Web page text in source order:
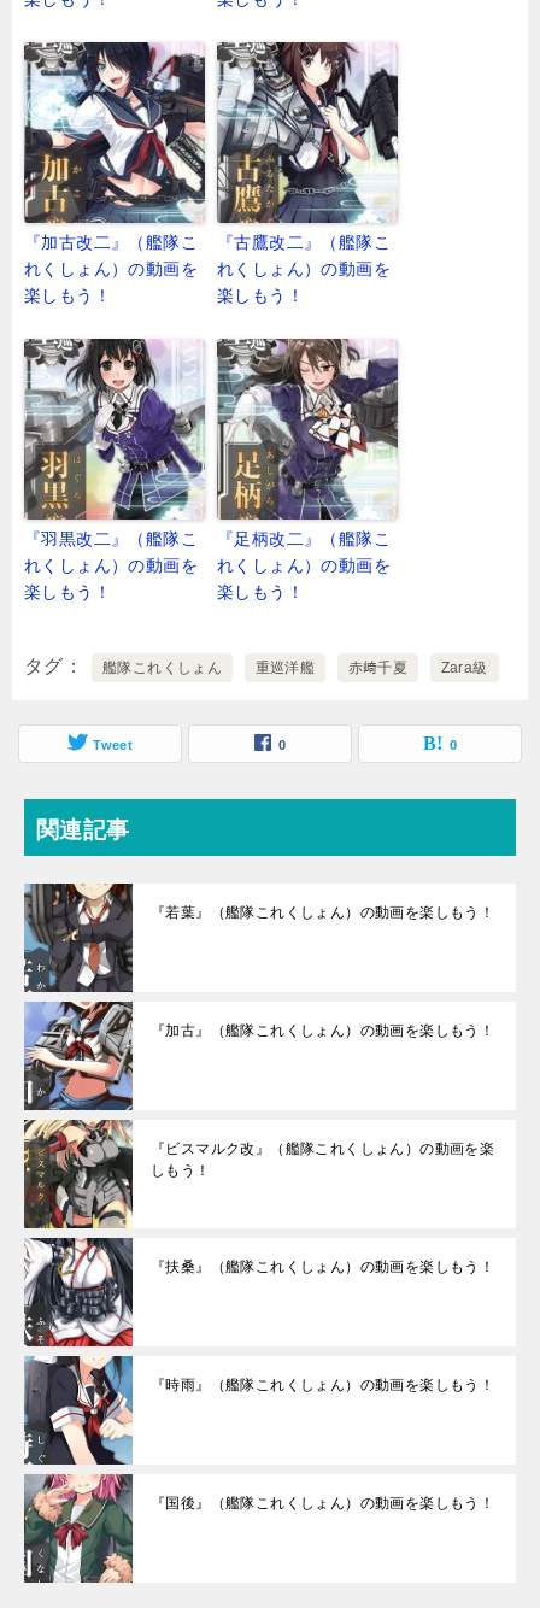
『加古改二』（艦隊こ
れくしょん）の動画を
楽しもう！
『古鷹改二』（艦隊こ
れくしょん）の動画を
楽しもう！
『羽黒改二』（艦隊こ
れくしょん）の動画を
楽しもう！
『足柄改二』（艦隊こ
れくしょん）の動画を
楽しもう！
タグ 艦隊これくしょん 重巡洋艦 赤﨑千夏 Zara級
Tweet 0 0
関連記事
『若葉』（艦隊これくしょん）の動画を楽しもう！
『加古』（艦隊これくしょん）の動画を楽しもう！
『ビスマルク改』（艦隊これくしょん）の動画を楽
しもう！
『扶桑』（艦隊これくしょん）の動画を楽しもう！
『時雨』（艦隊これくしょん）の動画を楽しもう！
『国後』（艦隊これくしょん）の動画を楽しもう！